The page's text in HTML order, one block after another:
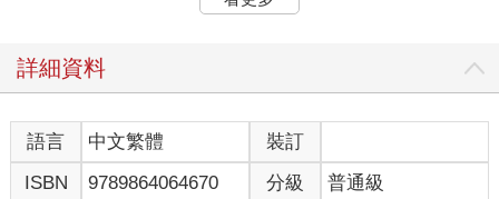
首先，我想回顧一下我與母親那極具衝擊力的「相剋的開端」。
時我才四歲，還在上幼兒園。那是我對母女關係最早的記憶。
我和母親一起從幼兒園回到家，我放下黃色的斜背書包，摘下深
藍色的貝雷帽。剛剛在老師和同學們面前還滿臉笑容的母親突然
臉色一沉，變得如同惡鬼一般。見到這樣的情景，我害怕得全身
詳細資料
語言 中文繁體
裝訂
ISBN
9789864064670 分級 普通級